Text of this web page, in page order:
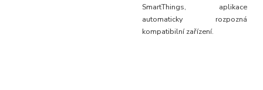
SmartThings, aplikace
automaticky rozpozná
kompatibilní zařízení.